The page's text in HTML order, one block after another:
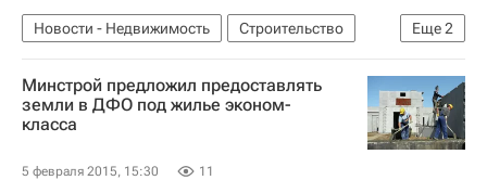
Еще2
Новости - Недвижимость
Строительство
Развитие СРО в России
Россия
Минстрой предложил предоставлять
земли в ДФО под жилье эконом-
класса
5 февраля 2015, 15:30 11